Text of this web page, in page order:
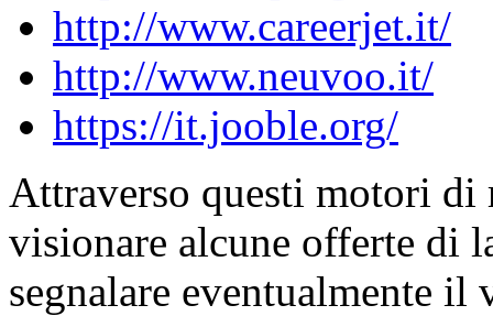
http://www.careerjet.it/
http://www.neuvoo.it/
https://it.jooble.org/
Attraverso questi motori di
visionare alcune offerte di
segnalare eventualmente